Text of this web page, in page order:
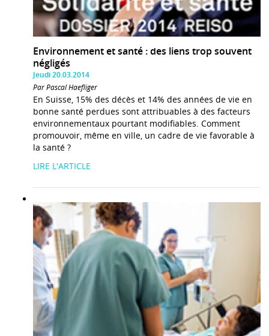
Environnement et santé : des liens trop souvent
négligés
Jeudi 20.03.2014
Par Pascal Haefliger
En Suisse, 15% des décès et 14% des années de vie en
bonne santé perdues sont attribuables à des facteurs
environnementaux pourtant modifiables. Comment
promouvoir, même en ville, un cadre de vie favorable à
la santé ?
LIRE L'ARTICLE